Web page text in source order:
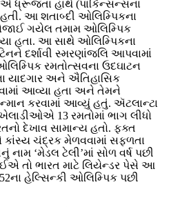
ધ્રૂજતા હાથે (પાર્કિન્સન્સના
આ શતાબ્દી ઓલિમ્પિકના
ગયેલ તમામ ઓલિમ્પિક
હતા. આ સાથે ઓલિમ્પિકના
દર્શાવી સ્મરણાંજલિ આપવામાં
રમતોત્સવના ઉદઘાટન
યાદગાર અને ઐતિહાસિક
આવ્યા હતા અને તેમને
કરવામાં આવ્યું હતું. ઍટલાન્ટા
13 રમતોમાં ભાગ લીધો
દેખાવ સામાન્ય હતો. ફક્ત
કાંસ્ય ચંદ્રક મેળવવામાં સફળતા
‘મેડલ ટેલી’માં સોળ વર્ષ પછી
તો ભારત માટે લિયેન્ડર પેસે આ
હેલ્સિન્કી ઓલિમ્પિક પછી